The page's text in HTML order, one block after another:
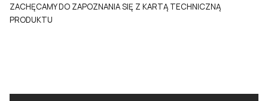
ZACHĘCAMY DO ZAPOZNANIA SIĘ Z KARTĄ TECHNICZNĄ
PRODUKTU